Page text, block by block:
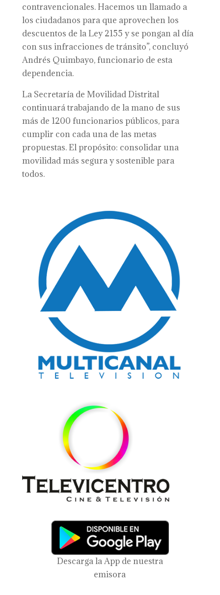
contravencionales. Hacemos un llamado a
los ciudadanos para que aprovechen los
descuentos de la Ley 2155 y se pongan al día
con sus infracciones de tránsito”, concluyó
Andrés Quimbayo, funcionario de esta
dependencia.
La Secretaría de Movilidad Distrital
continuará trabajando de la mano de sus
más de 1200 funcionarios públicos, para
cumplir con cada una de las metas
propuestas. El propósito: consolidar una
movilidad más segura y sostenible para
todos.
Descarga la App de nuestra
emisora